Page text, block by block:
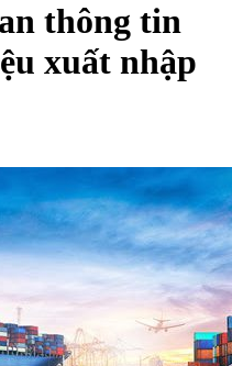
thông tin
xuất nhập